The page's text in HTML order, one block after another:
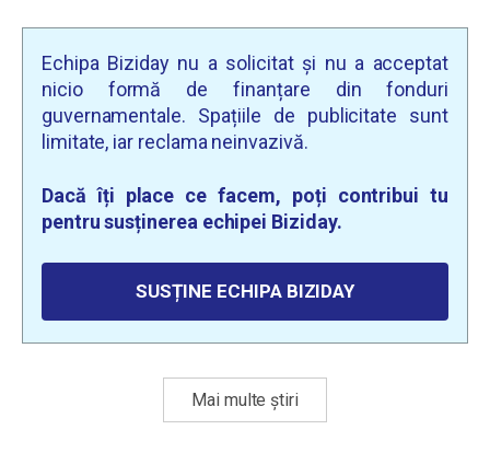
Echipa Biziday nu a solicitat și nu a acceptat
nicio formă de finanțare din fonduri
guvernamentale. Spațiile de publicitate sunt
limitate, iar reclama neinvazivă.
Dacă îți place ce facem, poți contribui tu
pentru susținerea echipei Biziday.
SUSȚINE ECHIPA BIZIDAY
Mai multe știri